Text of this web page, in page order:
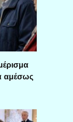
αμέσως